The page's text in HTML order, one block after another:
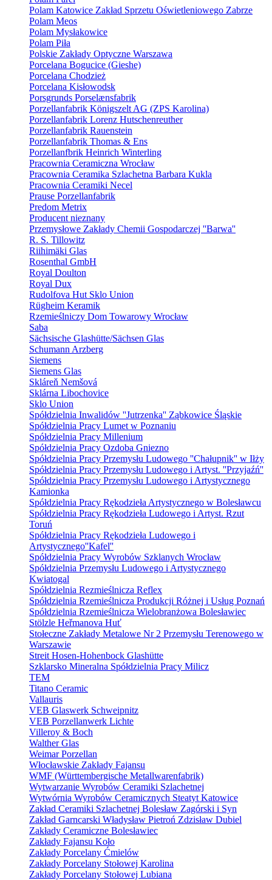
Polam Katowice Zakład Sprzetu Oświetleniowego Zabrze
Polam Meos
Polam Mysłakowice
Polam Piła
Polskie Zakłady Optyczne Warszawa
Porcelana Bogucice (Gieshe)
Porcelana Chodzież
Porcelana Kisłowodsk
Porsgrunds Porselænsfabrik
Porzellanfabrik Königszelt AG (ZPS Karolina)
Porzellanfabrik Lorenz Hutschenreuther
Porzellanfabrik Rauenstein
Porzellanfabrik Thomas & Ens
Porzellanfbrik Heinrich Winterling
Pracownia Ceramiczna Wrocław
Pracownia Ceramika Szlachetna Barbara Kukla
Pracownia Ceramiki Necel
Prause Porzellanfabrik
Predom Metrix
Producent nieznany
Przemysłowe Zakłady Chemii Gospodarczej ''Barwa''
R. S. Tillowitz
Riihimäki Glas
Rosenthal GmbH
Royal Doulton
Royal Dux
Rudolfova Hut Sklo Union
Rügheim Keramik
Rzemieślniczy Dom Towarowy Wrocław
Saba
Sächsische Glashütte/Sächsen Glas
Schumann Arzberg
Siemens
Siemens Glas
Skláreň Nemšová
Sklárna Libochovice
Sklo Union
Spółdzielnia Inwalidów ''Jutrzenka'' Ząbkowice Śląskie
Spółdzielnia Pracy Lumet w Poznaniu
Spółdzielnia Pracy Millenium
Spółdzielnia Pracy Ozdoba Gniezno
Spółdzielnia Pracy Przemysłu Ludowego ''Chałupnik'' w Iłży
Spółdzielnia Pracy Przemysłu Ludowego i Artyst. ''Przyjaźń''
Spółdzielnia Pracy Przemysłu Ludowego i Artystycznego
Kamionka
Spółdzielnia Pracy Rękodzieła Artystycznego w Bolesławcu
Spółdzielnia Pracy Rękodzieła Ludowego i Artyst. Rzut
Toruń
Spółdzielnia Pracy Rękodzieła Ludowego i
Artystycznego''Kafel''
Spółdzielnia Pracy Wyrobów Szklanych Wrocław
Spółdzielnia Przemysłu Ludowego i Artystycznego
Kwiatogal
Spółdzielnia Rezmieślnicza Reflex
Spółdzielnia Rzemieślnicza Produkcji Różnej i Usług Poznań
Spółdzielnia Rzemieślnicza Wielobranżowa Bolesławiec
Stölzle Heřmanova Huť
Stołeczne Zakłady Metalowe Nr 2 Przemysłu Terenowego w
Warszawie
Streit Hosen-Hohenbock Glashütte
Szklarsko Mineralna Spółdzielnia Pracy Milicz
TEM
Titano Ceramic
Vallauris
VEB Glaswerk Schweipnitz
VEB Porzellanwerk Lichte
Villeroy & Boch
Walther Glas
Weimar Porzellan
Włocławskie Zakłady Fajansu
WMF (Württembergische Metallwarenfabrik)
Wytwarzanie Wyrobów Ceramiki Szlachetnej
Wytwórnia Wyrobów Ceramicznych Steatyt Katowice
Zakład Ceramiki Szlachetnej Bolesław Zagórski i Syn
Zakład Garncarski Władysław Pietroń Zdzisław Dubiel
Zakłady Ceramiczne Bolesławiec
Zakłady Fajansu Koło
Zakłady Porcelany Ćmielów
Zakłady Porcelany Stołowej Karolina
Zakłady Porcelany Stołowej Lubiana